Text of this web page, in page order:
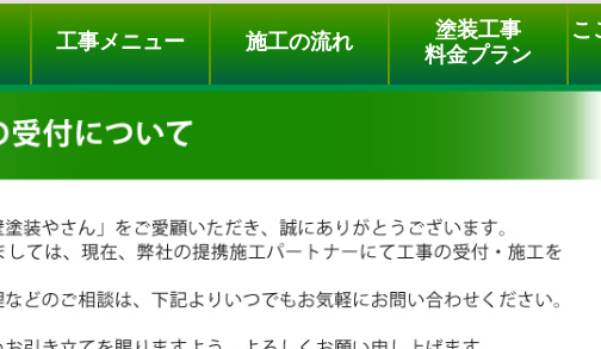
料金プラン 無料点検
電話でのご相談
phone03-
工事メニュー 施工の流れ
塗装工事
料金プラン
こ